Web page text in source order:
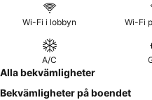
Wi-Fi i lobbyn Wi-Fi
A/C
Alla bekvämligheter
Bekvämligheter på boendet